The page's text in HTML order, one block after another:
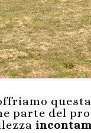
parte del